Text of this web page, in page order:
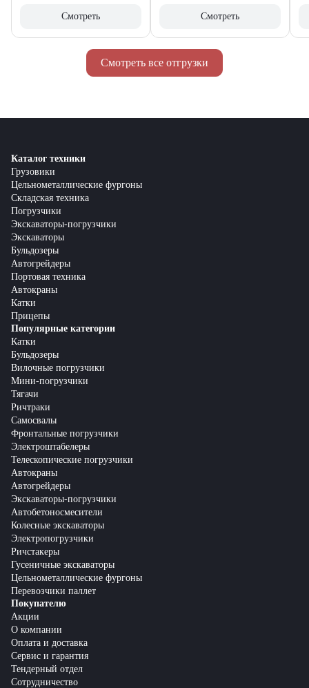
Смотреть все отгрузки
Смотреть Смотреть
Каталог техники
Грузовики
Цельнометаллические фургоны
Складская техника
Погрузчики
Экскаваторы-погрузчики
Экскаваторы
Бульдозеры
Автогрейдеры
Портовая техника
Автокраны
Катки
Прицепы
Популярные категории
Катки
Бульдозеры
Вилочные погрузчики
Мини-погрузчики
Тягачи
Ричтраки
Самосвалы
Фронтальные погрузчики
Электроштабелеры
Телескопические погрузчики
Автокраны
Автогрейдеры
Экскаваторы-погрузчики
Автобетоносмесители
Колесные экскаваторы
Электропогрузчики
Ричстакеры
Гусеничные экскаваторы
Цельнометаллические фургоны
Перевозчики паллет
Покупателю
Акции
О компании
Оплата и доставка
Сервис и гарантия
Тендерный отдел
Сотрудничество